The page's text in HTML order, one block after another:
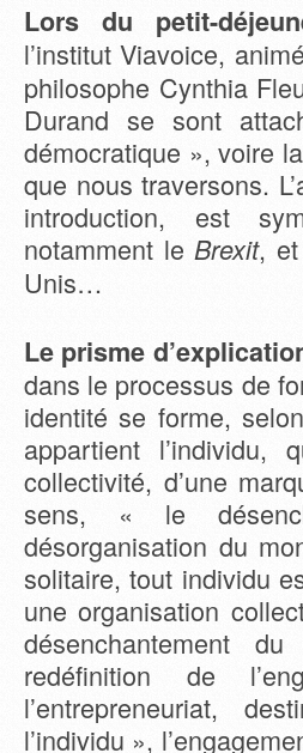
Lors du petit-
l’institut Viavoice,
philosophe Cynthia
Durand se sont
démocratique », voire
que nous traversons.
introduction, est
notamment le Brexit,
Unis…
Le prisme
dans le processus de
identité se forme,
appartient l’individu,
collectivité, d’une
sens, « le
désorganisation du
solitaire, tout individu
une organisation
désenchantement
redéfinition de
l’entrepreneuriat,
l’individu »,